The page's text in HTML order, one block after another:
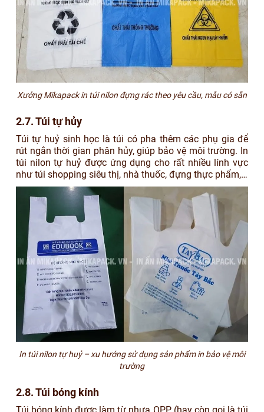
Xưởng Mikapack in túi nilon đựng rác theo yêu cầu, mẫu có sẵn
2.7. Túi tự hủy
Túi tự huỷ sinh học là túi có pha thêm các phụ gia để
rút ngắn thời gian phân hủy, giúp bảo vệ môi trường. In
túi nilon tự huỷ được ứng dụng cho rất nhiều lính vực
như túi shopping siêu thị, nhà thuốc, đựng thực phẩm,…
In túi nilon tự huỷ – xu hướng sử dụng sản phẩm in bảo vệ môi
trường
2.8. Túi bóng kính